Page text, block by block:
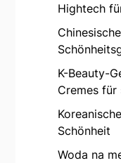
Hightech
K-Beauty-
Cremes für
Schönheit
Woda na